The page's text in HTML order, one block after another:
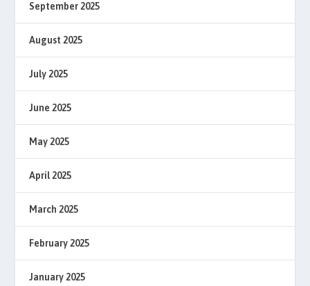
September 2025
August 2025
July 2025
June 2025
May 2025
April 2025
March 2025
February 2025
January 2025